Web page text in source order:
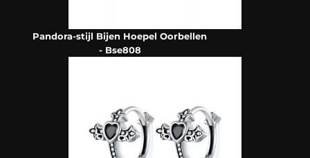
Pandora-stijl Bijen Hoepel Oorbellen
- Bse808